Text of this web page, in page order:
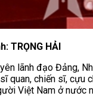
TRỌNG HẢI
lãnh đạo Đảng,
quan, chiến sĩ, cựu
Việt Nam ở nước